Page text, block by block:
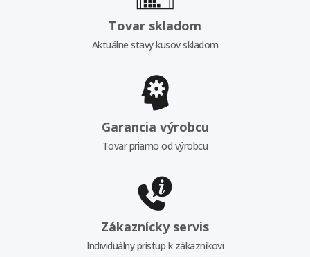
Tovar skladom
Aktuálne stavy kusov skladom
Garancia výrobcu
Tovar priamo od výrobcu
Zákaznícky servis
Individuálny prístup k zákazníkovi